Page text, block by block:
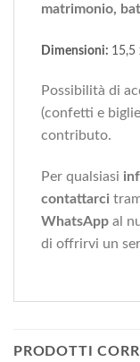
matrimonio,
Dimensioni: 15,5
Possibilità di
(confetti e
contributo.
Per qualsiasi
contattarci
WhatsApp al
di offrirvi un
PRODOTTI